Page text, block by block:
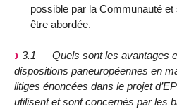
possible par la Communauté
être abordée.
3.1 — Quels sont les avantages
dispositions paneuropéennes en
litiges énoncées dans le projet
utilisent et sont concernés par les